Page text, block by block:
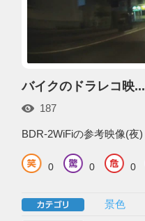
バイクのドラレコ映...
187
BDR-2WiFiの参考映像(夜)
0 0 0
景色